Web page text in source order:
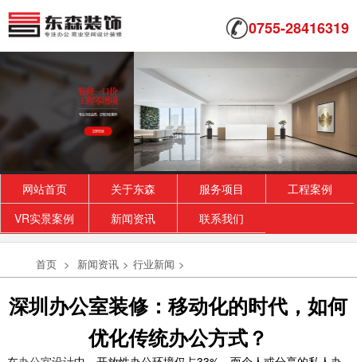
0755-28416319
网站首页 关于东森 服务项目
工程案例
VR实景案例
新闻资讯 联系我们
首页 > 新闻资讯 > 行业新闻 >
深圳办公室装修：移动化的时代，如何
优化传统办公方式？